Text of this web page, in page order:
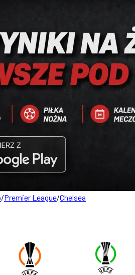
/Premier League/Chelsea